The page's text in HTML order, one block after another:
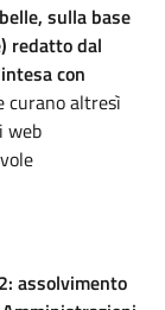
sulla base
redatto dal
con
curano altresì
web
assolvimento